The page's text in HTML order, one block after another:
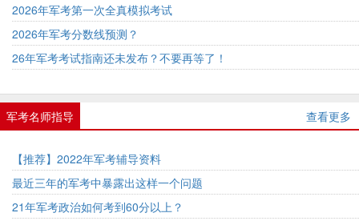
2026年军考第一次全真模拟考试
2026年军考分数线预测？
26年军考考试指南还未发布？不要再等了！
军考名师指导 查看更多
【推荐】2022年军考辅导资料
最近三年的军考中暴露出这样一个问题
21年军考政治如何考到60分以上？